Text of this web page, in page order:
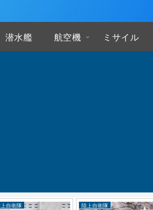
潜水艦 航空機 ミサイル
自衛隊 陸上自衛隊